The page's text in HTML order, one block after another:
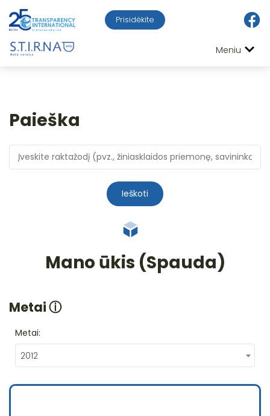
Prisidėkite
Meniu
Paieška
Ieškoti
Mano ūkis (Spauda)
Metaiⓘ
Metai:
2012